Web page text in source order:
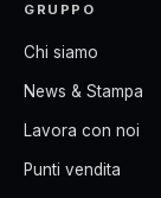
GRUPPO
Chi siamo
News & Stampa
Lavora con noi
Punti vendita